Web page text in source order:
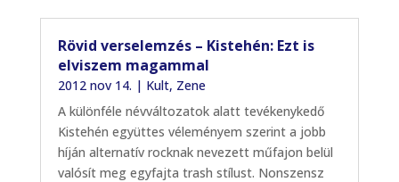
Rövid verselemzés – Kistehén: Ezt is
elviszem magammal
2012 nov 14. | Kult, Zene
A különféle névváltozatok alatt tevékenykedő
Kistehén együttes véleményem szerint a jobb
híján alternatív rocknak nevezett műfajon belül
valósít meg egyfajta trash stílust. Nonszensz